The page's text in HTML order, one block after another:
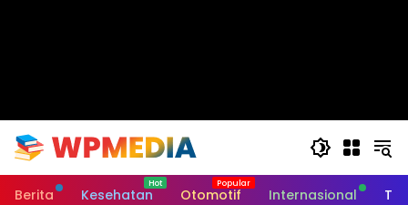
Berita Kesehatan Otomotif Internasional